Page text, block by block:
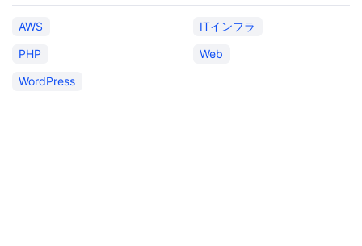
AWS
ITインフラ
PHP
Web
WordPress